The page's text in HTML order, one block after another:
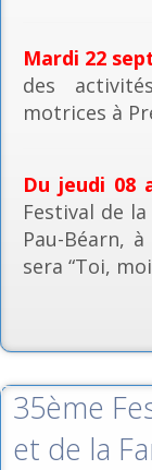
Mardi 22
des
motrices à
Du jeudi 08
Festival de
Pau-Béarn,
sera “Toi,
35ème
et de la